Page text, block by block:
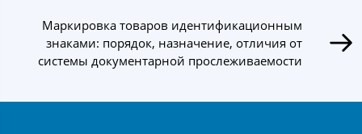
Маркировка товаров идентификационным
знаками: порядок, назначение, отличия от
системы документарной прослеживаемости